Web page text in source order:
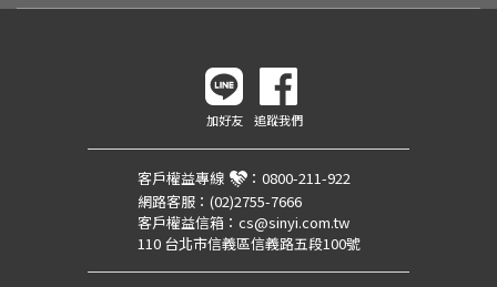
加好友 追蹤我們
客戶權益專線 ： 0800-211-922
網路客服： (02)2755-7666
客戶權益信箱： cs@sinyi.com.tw
110 台北市信義區信義路五段100號